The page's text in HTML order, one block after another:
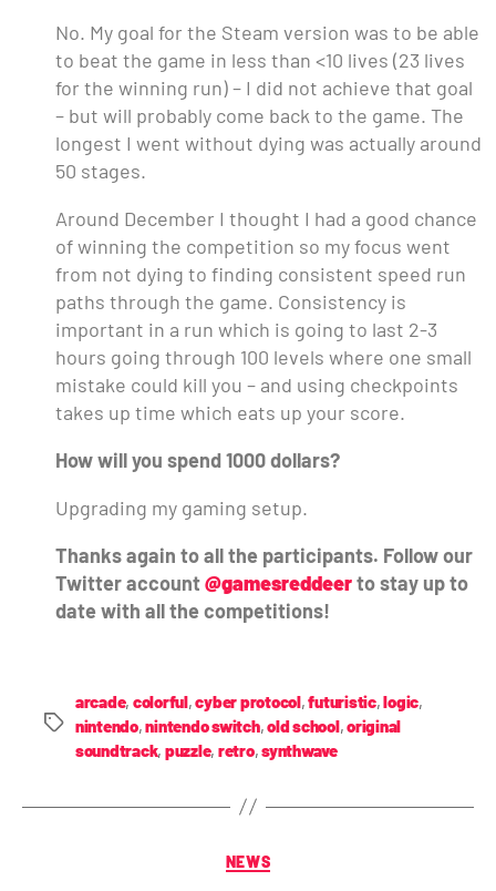
No. My goal for the Steam version was to be able
to beat the game in less than <10 lives (23 lives
for the winning run) – I did not achieve that goal
– but will probably come back to the game. The
longest I went without dying was actually around
50 stages.
Around December I thought I had a good chance
of winning the competition so my focus went
from not dying to finding consistent speed run
paths through the game. Consistency is
important in a run which is going to last 2-3
hours going through 100 levels where one small
mistake could kill you – and using checkpoints
takes up time which eats up your score.
How will you spend 1000 dollars?
Upgrading my gaming setup.
Thanks again to all the participants. Follow our
Twitter account@gamesreddeerto stay up to
date with all the competitions!
arcade, colorful,cyber protocol,futuristic,logic,
nintendo,nintendo switch,old school,original
soundtrack, puzzle, retro,synthwave
NEWS